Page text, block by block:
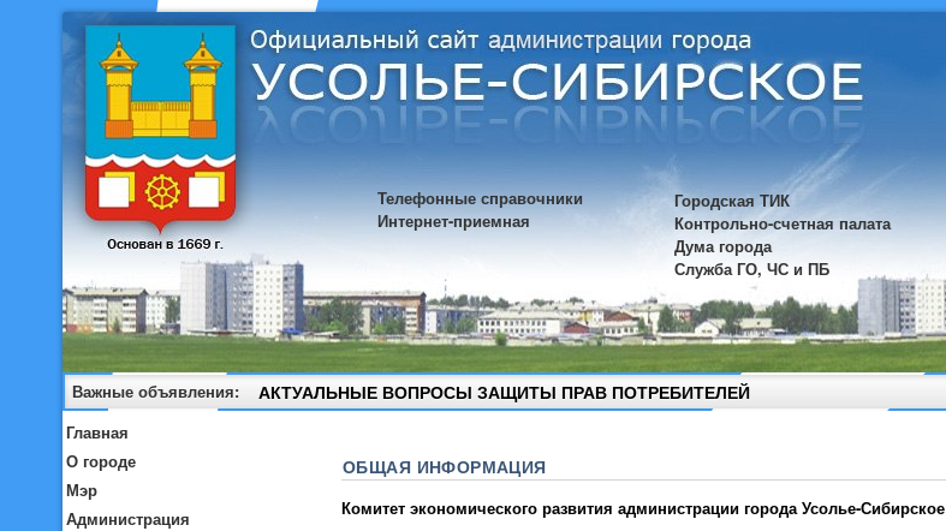
Телефонные справочники
Интернет-приемная
Городская ТИК
Контрольно-счетная палата
Дума города
Служба ГО, ЧС и ПБ
Важные объявления: АКТУАЛЬНЫЕ ВОПРОСЫ ЗАЩИТЫ ПРАВ ПОТРЕБИТЕЛЕЙ
Главная
О городе
Мэр
Администрация
ОБЩАЯ ИНФОРМАЦИЯ
Комитет экономического развития администрации города Усолье-Сибирское